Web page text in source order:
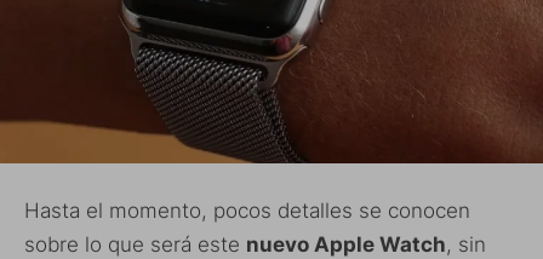
Hasta el momento, pocos detalles se conocen
sobre lo que será este nuevo Apple Watch, sin